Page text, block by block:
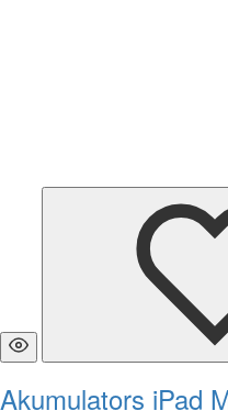
Akumulators iPad